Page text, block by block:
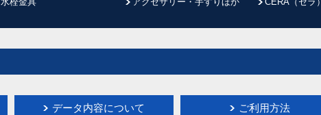
データ内容について ご利用方法